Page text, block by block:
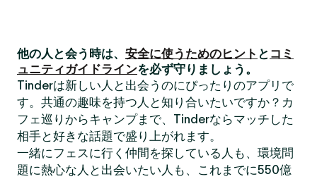
他の人と会う時は、 安全に使うためのヒント と コミ
ュニティガイドラインを必ず守りましょう。
Tinderは新しい人と出会うのにぴったりのアプリで
す。共通の趣味を持つ人と知り合いたいですか？カ
フェ巡りからキャンプまで、Tinderならマッチした
相手と好きな話題で盛り上がれます。
一緒にフェスに行く仲間を探している人も、環境問
題に熱心な人と出会いたい人も、これまでに550億